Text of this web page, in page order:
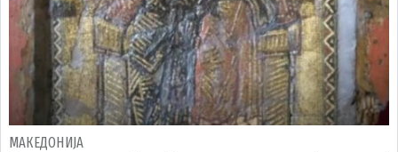
МАКЕДОНИЈА